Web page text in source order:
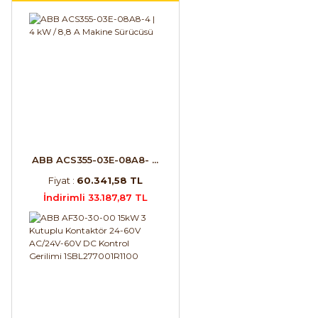
ABB ACS355-03E-08A8- ...
Fiyat : 60.341,58 TL
İndirimli 33.187,87 TL